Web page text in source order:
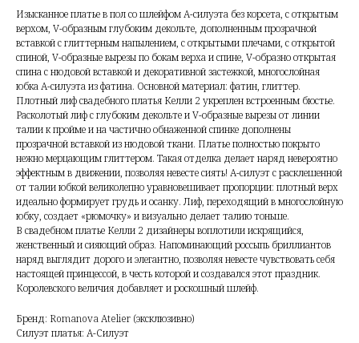
Изысканное платье в пол со шлейфом А-силуэта без корсета, с открытым
верхом, V-образным глубоким декольте, дополненным прозрачной
вставкой с глиттерным напылением, с открытыми плечами, с открытой
спиной, V-образные вырезы по бокам верха и спине, V-образно открытая
спина с нюдовой вставкой и декоративной застежкой, многослойная
юбка А-силуэта из фатина. Основной материал: фатин, глиттер.
Плотный лиф свадебного платья Келли 2 укреплен встроенным бюстье.
Расколотый лиф с глубоким декольте и V-образные вырезы от линии
талии к пройме и на частично обнаженной спинке дополнены
прозрачной вставкой из нюдовой ткани. Платье полностью покрыто
нежно мерцающим глиттером. Такая отделка делает наряд невероятно
эффектным в движении, позволяя невесте сиять! А-силуэт с расклешенной
от талии юбкой великолепно уравновешивает пропорции: плотный верх
идеально формирует грудь и осанку. Лиф, переходящий в многослойную
юбку, создает «рюмочку» и визуально делает талию тоньше.
В свадебном платье Келли 2 дизайнеры воплотили искрящийся,
женственный и сияющий образ. Напоминающий россыпь бриллиантов
наряд выглядит дорого и элегантно, позволяя невесте чувствовать себя
настоящей принцессой, в честь которой и создавался этот праздник.
Королевского величия добавляет и роскошный шлейф.
Бренд: Romanova Atelier (эксклюзивно)
Силуэт платья: А-Силуэт